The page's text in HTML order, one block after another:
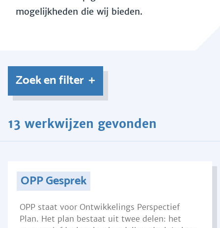
mogelijkheden die wij bieden.
Zoek en filter
13 werkwijzen gevonden
OPP Gesprek
OPP staat voor Ontwikkelings Perspectief
Plan. Het plan bestaat uit twee delen: het